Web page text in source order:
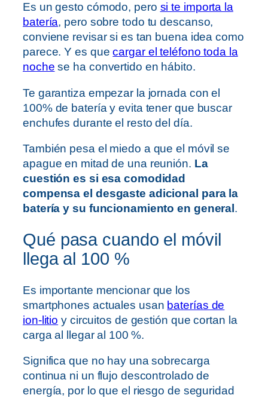
Es un gesto cómodo, pero si te importa la
batería, pero sobre todo tu descanso,
conviene revisar si es tan buena idea como
parece. Y es quecargar el teléfono toda la
noche se ha convertido en hábito.
Te garantiza empezar la jornada con el
100% de batería y evita tener que buscar
enchufes durante el resto del día.
También pesa el miedo a que el móvil se
apague en mitad de una reunión. La
cuestión es si esa comodidad
compensa el desgaste adicional para la
batería y su funcionamiento en general .
Qué pasa cuando el móvil
llega al 100 %
Es importante mencionar que los
smartphones actuales usan baterías de
ion‑litio y circuitos de gestión que cortan la
carga al llegar al 100 %.
Significa que no hay una sobrecarga
continua ni un flujo descontrolado de
energía, por lo que el riesgo de seguridad